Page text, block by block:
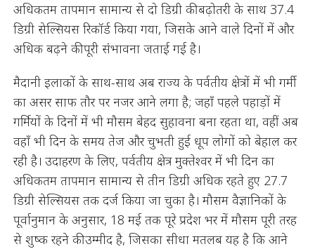
अधिकतम तापमान सामान्य से दो डिग्री की बढ़ोतरी के साथ 37.4
डिग्री सेल्सियस रिकॉर्ड किया गया, जिसके आने वाले दिनों में और
अधिक बढ़ने की पूरी संभावना जताई गई है।
मैदानी इलाकों के साथ-साथ अब राज्य के पर्वतीय क्षेत्रों में भी गर्मी
का असर साफ तौर पर नजर आने लगा है; जहाँ पहले पहाड़ों में
गर्मियों के दिनों में भी मौसम बेहद सुहावना बना रहता था, वहीं अब
वहाँ भी दिन के समय तेज और चुभती हुई धूप लोगों को बेहाल कर
रही है। उदाहरण के लिए, पर्वतीय क्षेत्र मुक्तेश्वर में भी दिन का
अधिकतम तापमान सामान्य से तीन डिग्री अधिक रहते हुए 27.7
डिग्री सेल्सियस तक दर्ज किया जा चुका है। मौसम वैज्ञानिकों के
पूर्वानुमान के अनुसार, 18 मई तक पूरे प्रदेश भर में मौसम पूरी तरह
से शुष्क रहने की उम्मीद है, जिसका सीधा मतलब यह है कि आने